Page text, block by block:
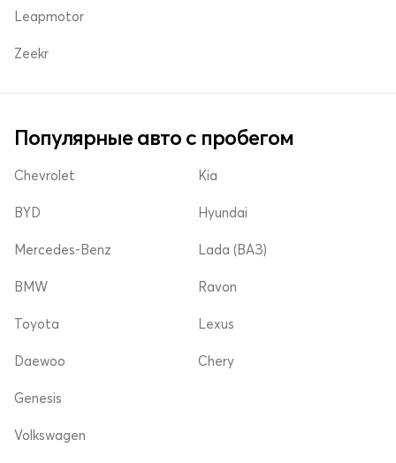
Leapmotor
Zeekr
Популярные авто с пробегом
Chevrolet
BYD
Mercedes-Benz
Kia
Hyundai
Lada (ВАЗ)
BMW
Toyota
Daewoo
Ravon
Lexus
Chery
Genesis
Volkswagen